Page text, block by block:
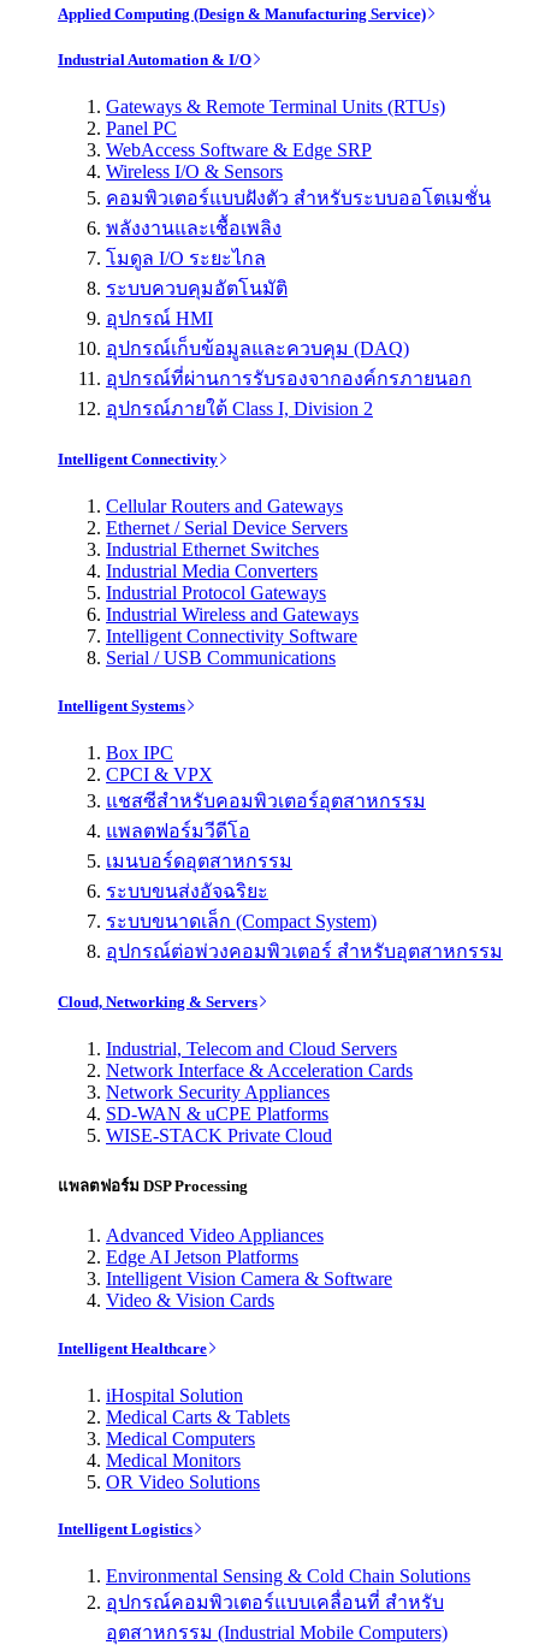
Applied Computing (Design & Manufacturing Service)
Industrial Automation & I/O
Gateways & Remote Terminal Units (RTUs)
Panel PC
WebAccess Software & Edge SRP
Wireless I/O & Sensors
คอมพิวเตอร์แบบฝังตัว สำหรับระบบออโตเมชั่น
พลังงานและเชื้อเพลิง
โมดูล I/O ระยะไกล
ระบบควบคุมอัตโนมัติ
อุปกรณ์ HMI
อุปกรณ์เก็บข้อมูลและควบคุม (DAQ)
อุปกรณ์ที่ผ่านการรับรองจากองค์กรภายนอก
อุปกรณ์ภายใต้ Class I, Division 2
Intelligent Connectivity
Cellular Routers and Gateways
Ethernet / Serial Device Servers
Industrial Ethernet Switches
Industrial Media Converters
Industrial Protocol Gateways
Industrial Wireless and Gateways
Intelligent Connectivity Software
Serial / USB Communications
Intelligent Systems
Box IPC
CPCI & VPX
แชสซีสำหรับคอมพิวเตอร์อุตสาหกรรม
แพลตฟอร์มวีดีโอ
เมนบอร์ดอุตสาหกรรม
ระบบขนส่งอัจฉริยะ
ระบบขนาดเล็ก (Compact System)
อุปกรณ์ต่อพ่วงคอมพิวเตอร์ สำหรับอุตสาหกรรม
Cloud, Networking & Servers
Industrial, Telecom and Cloud Servers
Network Interface & Acceleration Cards
Network Security Appliances
SD-WAN & uCPE Platforms
WISE-STACK Private Cloud
แพลตฟอร์ม DSP Processing
Advanced Video Appliances
Edge AI Jetson Platforms
Intelligent Vision Camera & Software
Video & Vision Cards
Intelligent Healthcare
iHospital Solution
Medical Carts & Tablets
Medical Computers
Medical Monitors
OR Video Solutions
Intelligent Logistics
Environmental Sensing & Cold Chain Solutions
อุปกรณ์คอมพิวเตอร์แบบเคลื่อนที่ สำหรับ
อุตสาหกรรม (Industrial Mobile Computers)